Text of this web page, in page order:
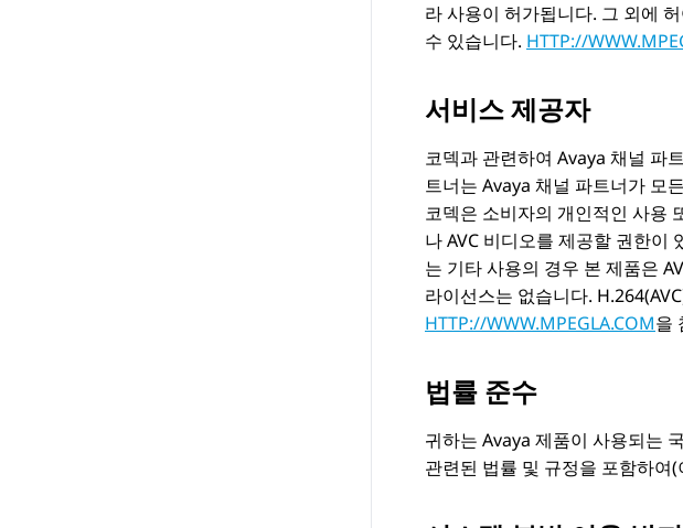
라 사용이 허가됩니다. 그 외에
수 있습니다. HTTP://
서비스 제공자
코덱과 관련하여 Avaya 채널 파
트너는 Avaya 채널 파트너가 모
코덱은 소비자의 개인적인 사용
나 AVC 비디오를 제공할 권한이
는 기타 사용의 경우 본 제품은
라이선스는 없습니다.
HTTP://WWW.MPEGLA.COM을
법률 준수
귀하는 Avaya 제품이 사용되는
관련된 법률 및 규정을 포함하여